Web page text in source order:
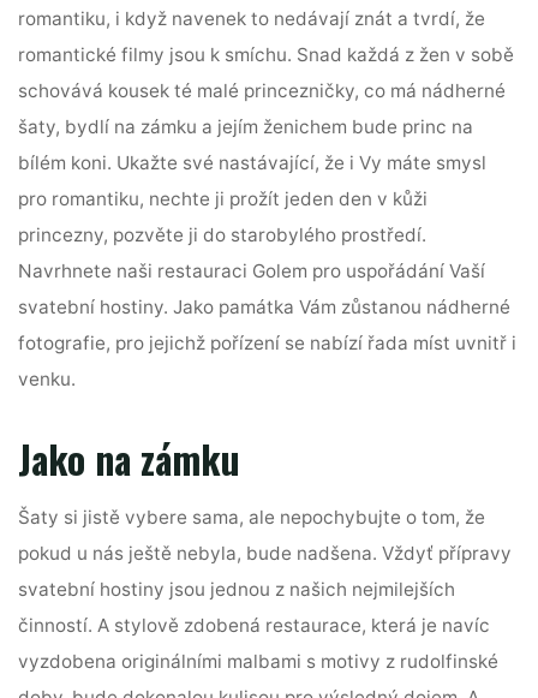
romantiku, i když navenek to nedávají znát a tvrdí, že
romantické filmy jsou k smíchu. Snad každá z žen v sobě
schovává kousek té malé princezničky, co má nádherné
šaty, bydlí na zámku a jejím ženichem bude princ na
bílém koni. Ukažte své nastávající, že i Vy máte smysl
pro romantiku, nechte ji prožít jeden den v kůži
princezny, pozvěte ji do starobylého prostředí.
Navrhnete naši restauraci Golem pro uspořádání Vaší
svatební hostiny. Jako památka Vám zůstanou nádherné
fotografie, pro jejichž pořízení se nabízí řada míst uvnitř i
venku.
Jako na zámku
Šaty si jistě vybere sama, ale nepochybujte o tom, že
pokud u nás ještě nebyla, bude nadšena. Vždyť přípravy
svatební hostiny jsou jednou z našich nejmilejších
činností. A stylově zdobená restaurace, která je navíc
vyzdobena originálními malbami s motivy z rudolfinské